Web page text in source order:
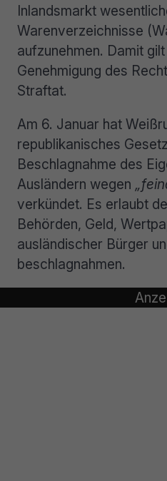
Inlandsmarkt
Warenverzeichnisse
aufzunehmen. Damit
Genehmigung des
Straftat.
Am 6. Januar hat
republikanisches
Beschlagnahme des
Ausländern wegen
verkündet. Es erlaubt
Behörden, Geld,
ausländischer Bürger
beschlagnahmen.